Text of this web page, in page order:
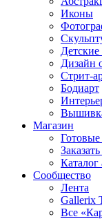
Иконы
Дизайн
Стрит-
Бодиарт
Магазин
Каталог
Сообщество
Лента
Gallerix
Все